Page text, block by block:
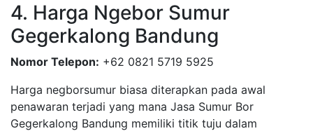
4. Harga Ngebor Sumur
Gegerkalong Bandung
Nomor Telepon: +62 0821 5719 5925
Harga negborsumur biasa diterapkan pada awal
penawaran terjadi yang mana Jasa Sumur Bor
Gegerkalong Bandung memiliki titik tuju dalam